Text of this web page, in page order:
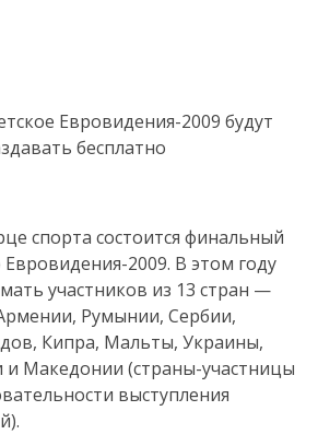
спорта состоится финальный
Евровидения-2009. В этом году
участников из 13 стран —
Румынии, Сербии,
Кипра, Мальты, Украины,
и Македонии (страны-участницы
выступления